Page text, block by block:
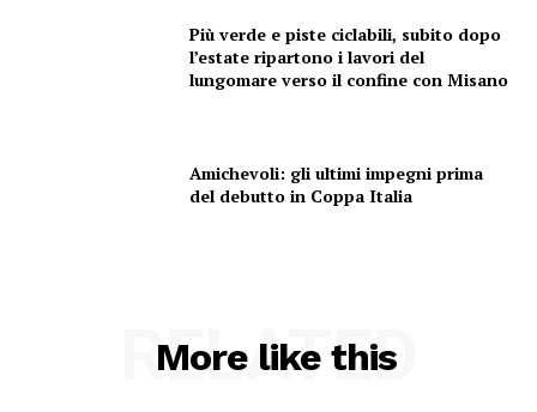
Più verde e piste ciclabili, subito dopo
l’estate ripartono i lavori del
lungomare verso il confine con Misano
Amichevoli: gli ultimi impegni prima
del debutto in Coppa Italia
More like this
RELATED